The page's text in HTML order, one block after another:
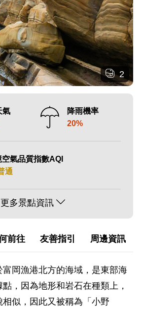
2
氣
降雨機率
20%
空氣品質指數AQI
通
更多景點資訊
前往 友善指引 周邊資訊
岡漁港北方的海域，是東部海
，因為地形和岩石在種類上，
似，因此又被稱為「小野